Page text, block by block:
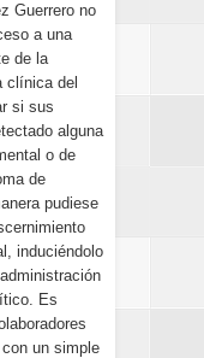
Guerrero no
a una
de la
clínica del
si sus
alguna
o de
de
pudiese
induciéndolo
Es
un simple